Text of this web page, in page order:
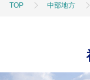
TOP 中部地方